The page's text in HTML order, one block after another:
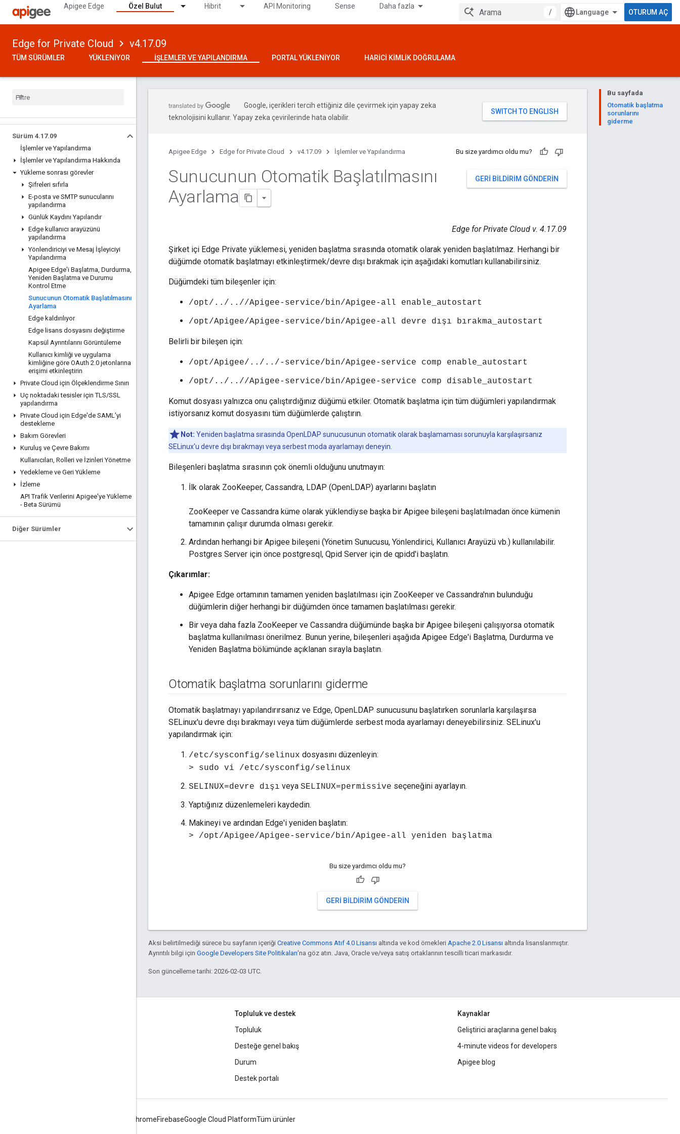
Apigee Edge Özel Bulut Hibrit API Monitoring Sense Daha fazla
/ OTURUM AÇ
Edge for Private Cloud v4.17.09
TÜM SÜRÜMLER YÜKLENIYOR İŞLEMLER VE YAPILANDIRMA PORTAL YÜKLENIYOR HARICI KIMLIK DOĞRULAMA
Sürüm 4.17.09
İşlemler ve Yapılandırma
İşlemler ve Yapılandırma Hakkında
Yükleme sonrası görevler
Şifreleri sıfırla
E-posta ve SMTP sunucularını
yapılandırma
Günlük Kaydını Yapılandır
Edge kullanıcı arayüzünü
yapılandırma
Yönlendiriciyi ve Mesaj İşleyiciyi
Yapılandırma
Apigee Edge'i Başlatma, Durdurma,
Yeniden Başlatma ve Durumu
Kontrol Etme
Sunucunun Otomatik Başlatılmasını
Ayarlama
Edge kaldırılıyor
Edge lisans dosyasını değiştirme
Kapsül Ayrıntılarını Görüntüleme
Kullanıcı kimliği ve uygulama
kimliğine göre OAuth 2.0 jetonlarına
erişimi etkinleştirin
Private Cloud için Ölçeklendirme Sınırı
Uç noktadaki tesisler için TLS/SSL
yapılandırma
Private Cloud için Edge'de SAML'yi
destekleme
Bakım Görevleri
Kuruluş ve Çevre Bakımı
Kullanıcıları, Rolleri ve İzinleri Yönetme
Yedekleme ve Geri Yükleme
İzleme
API Trafik Verilerini Apigee'ye Yükleme
- Beta Sürümü
Diğer Sürümler
Bu sayfada
Otomatik başlatma
sorunlarını
giderme
Google, içerikleri tercih ettiğiniz dile çevirmek için yapay zeka
teknolojisini kullanır. Yapay zeka çevirilerinde hata olabilir.
Apigee Edge Edge for Private Cloud v4.17.09 İşlemler ve Yapılandırma Bu size yardımcı oldu mu?
GERI BILDIRIM GÖNDERIN
Sunucunun Otomatik Başlatılmasını
Ayarlama
Edge for Private Cloud v. 4.17.09
Şirket içi Edge Private yüklemesi, yeniden başlatma sırasında otomatik olarak yeniden başlatılmaz. Herhangi bir
düğümde otomatik başlatmayı etkinleştirmek/devre dışı bırakmak için aşağıdaki komutları kullanabilirsiniz.
Düğümdeki tüm bileşenler için:
/opt/../..//Apigee-service/bin/Apigee-all enable_autostart
/opt/Apigee/Apigee-service/bin/Apigee-all devre dışı bırakma_autostart
Belirli bir bileşen için:
/opt/Apigee/../../-service/bin/Apigee-service comp enable_autostart
/opt/../..//Apigee-service/bin/Apigee-service comp disable_autostart
Komut dosyası yalnızca onu çalıştırdığınız düğümü etkiler. Otomatik başlatma için tüm düğümleri yapılandırmak
istiyorsanız komut dosyasını tüm düğümlerde çalıştırın.
Not: Yeniden başlatma sırasında OpenLDAP sunucusunun otomatik olarak başlamaması sorunuyla karşılaşırsanız
SELinux'u devre dışı bırakmayı veya serbest moda ayarlamayı deneyin.
Bileşenleri başlatma sırasının çok önemli olduğunu unutmayın:
İlk olarak ZooKeeper, Cassandra, LDAP (OpenLDAP) ayarlarını başlatın
ZooKeeper ve Cassandra küme olarak yüklendiyse başka bir Apigee bileşeni başlatılmadan önce kümenin
tamamının çalışır durumda olması gerekir.
Ardından herhangi bir Apigee bileşeni (Yönetim Sunucusu, Yönlendirici, Kullanıcı Arayüzü vb.) kullanılabilir.
Postgres Server için önce postgresql, Qpid Server için de qpidd'i başlatın.
Çıkarımlar:
Apigee Edge ortamının tamamen yeniden başlatılması için ZooKeeper ve Cassandra'nın bulunduğu
düğümlerin diğer herhangi bir düğümden önce tamamen başlatılması gerekir.
Bir veya daha fazla ZooKeeper ve Cassandra düğümünde başka bir Apigee bileşeni çalışıyorsa otomatik
başlatma kullanılması önerilmez. Bunun yerine, bileşenleri aşağıda Apigee Edge'i Başlatma, Durdurma ve
Yeniden Başlatma bölümünde açıklanan sırayla başlatın.
Otomatik başlatma sorunlarını giderme
Otomatik başlatmayı yapılandırırsanız ve Edge, OpenLDAP sunucusunu başlatırken sorunlarla karşılaşırsa
SELinux'u devre dışı bırakmayı veya tüm düğümlerde serbest moda ayarlamayı deneyebilirsiniz. SELinux'u
yapılandırmak için:
/etc/sysconfig/selinux dosyasını düzenleyin:
> sudo vi /etc/sysconfig/selinux
SELINUX=devre dışı veya SELINUX=permissive seçeneğini ayarlayın.
Yaptığınız düzenlemeleri kaydedin.
Makineyi ve ardından Edge'i yeniden başlatın:
> /opt/Apigee/Apigee-service/bin/Apigee-all yeniden başlatma
Bu size yardımcı oldu mu?
GERI BILDIRIM GÖNDERIN
Aksi belirtilmediği sürece bu sayfanın içeriği Creative Commons Atıf 4.0 Lisansı altında ve kod örnekleri Apache 2.0 Lisansı altında lisanslanmıştır.
Ayrıntılı bilgi için Google Developers Site Politikaları'na göz atın. Java, Oracle ve/veya satış ortaklarının tescilli ticari markasıdır.
Son güncelleme tarihi: 2026-02-03 UTC.
Topluluk ve destek
Topluluk
Desteğe genel bakış
Durum
Destek portalı
Kaynaklar
Geliştirici araçlarına genel bakış
4-minute videos for developers
Apigee blog
ChromeFirebaseGoogle Cloud PlatformTüm ürünler